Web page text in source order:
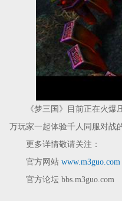
《梦三国》目前正在火爆压
万玩家一起体验千人同服对战
更多详情敬请关注：
官方网站 www.m3guo.com
官方论坛 bbs.m3guo.com